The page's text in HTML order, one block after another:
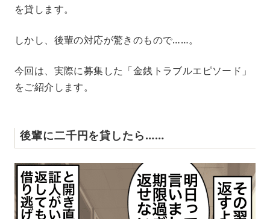
を貸します。
しかし、後輩の対応が驚きのもので……。
今回は、実際に募集した「金銭トラブルエピソード」
をご紹介します。
後輩に二千円を貸したら……